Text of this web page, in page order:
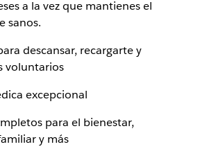
a la vez que mantienes el
sanos.
descansar, recargarte y
voluntarios
excepcional
para el bienestar,
y más